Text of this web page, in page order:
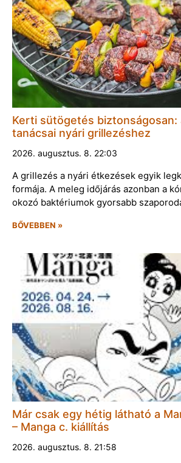
Kerti sütögetés biztonságosan:
tanácsai nyári grillezéshez
2026. augusztus. 8. 22:03
A grillezés a nyári étkezések egyik
formája. A meleg időjárás azonban a
okozó baktériumok gyorsabb
BŐVEBBEN »
Már csak egy hétig látható a
– Manga c. kiállítás
2026. augusztus. 8. 21:58